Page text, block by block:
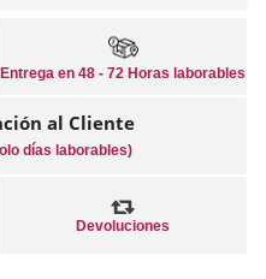
Entrega en 48 - 72 Horas laborables
al Cliente
días laborables)
Devoluciones